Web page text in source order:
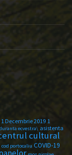
1 Decembrie 2019 1
ecvestra\ asistenta
cultural
cod portocaliu COVID-19